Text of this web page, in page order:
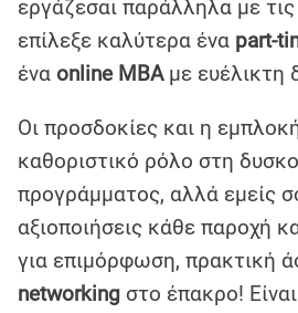
εργάζεσαι παράλληλα με
επίλεξε καλύτερα ένα part-
ένα online MBAμε ευέλικτη
Οι προσδοκίες και η
καθοριστικό ρόλο στη
προγράμματος, αλλά εμείς
αξιοποιήσεις κάθε παροχή
για επιμόρφωση, πρακτική
networking στο έπακρο!